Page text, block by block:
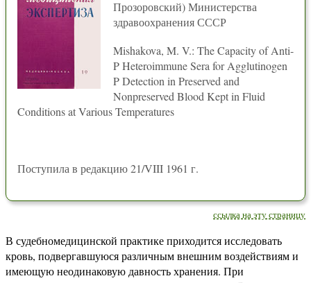
Прозоровский) Министерства
здравоохранения СССР
Mishakova, M. V.: The Capacity of Anti-
P Heteroimmune Sera for Agglutinogen
P Detection in Preserved and
Nonpreserved Blood Kept in Fluid
Conditions at Various Temperatures
Поступила в редакцию 21/VIII 1961 г.
ссылка на эту страницу
В судебномедицинской практике приходится исследовать
кровь, подвергавшуюся различным внешним воздействиям и
имеющую неодинаковую давность хранения. При